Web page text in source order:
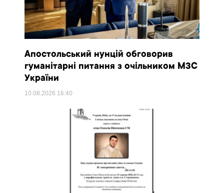
Апостольський нунцій обговорив
гуманітарні питання з очільником МЗС
України
10.08.2026 16:40